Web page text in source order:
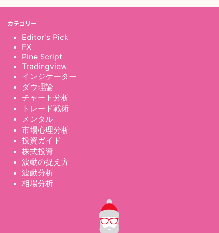
カテゴリー
Editor's Pick
FX
Pine Script
Tradingview
インジケーター
ダウ理論
チャート分析
トレード戦術
メンタル
市場心理分析
投資ガイド
株式投資
波動の捉え方
波動分析
相場分析